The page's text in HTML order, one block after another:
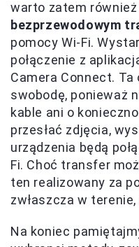
warto zatem
bezprzewodowym
pomocy Wi-Fi.
połączenie z
Camera Connect.
swobodę, ponieważ
kable ani o
przesłać zdjęcia,
urządzenia będą
Fi. Choć transfer
ten realizowany za
zwłaszcza w
Na koniec